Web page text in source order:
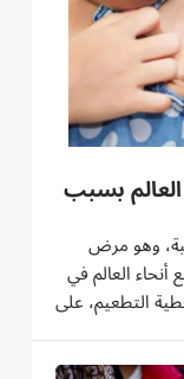
العالم بسبب
وهو مرض
20% في جميع أنحاء العالم في
التطعيم، على
ما أظهرت دراسة نُشرت الخميس. وسُجلت حوالى 10.3
ما أدى